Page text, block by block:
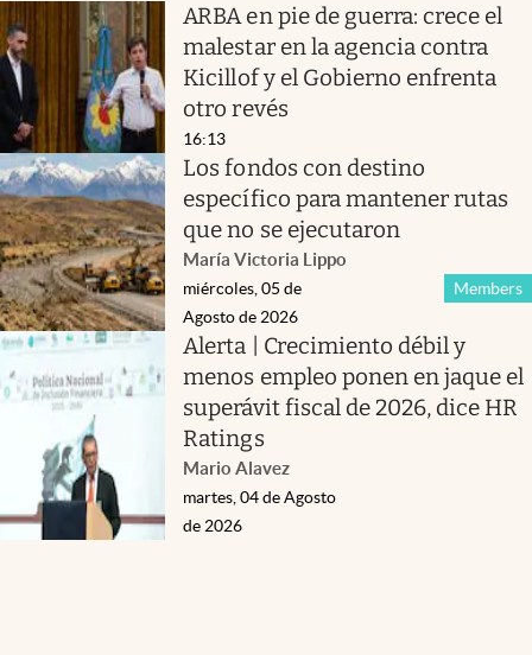
ARBA en pie de guerra: crece el
malestar en la agencia contra
Kicillof y el Gobierno enfrenta
otro revés
16:13
Los fondos con destino
específico para mantener rutas
que no se ejecutaron
María Victoria Lippo
Members
miércoles, 05 de
Agosto de 2026
Alerta | Crecimiento débil y
menos empleo ponen en jaque el
superávit fiscal de 2026, dice HR
Ratings
Mario Alavez
martes, 04 de Agosto
de 2026